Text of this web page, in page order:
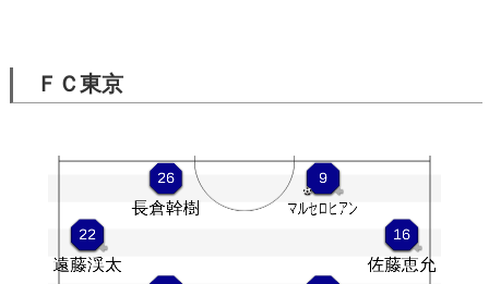
ＦＣ東京